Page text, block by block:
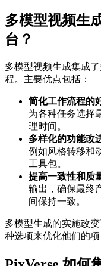
多模型视频生
台？
多模型视频生成集成
程。主要优点包括：
简化工作流程的
为各种任务选择
理时间。
多样化的功能改
例如风格转移和
工具包。
提高一致性和质
输出，确保最终
间保持一致。
多模型生成的实施改
种选项来优化他们的项